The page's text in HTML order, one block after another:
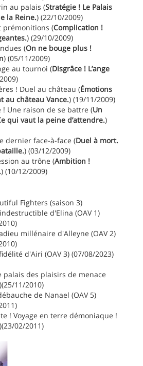
au palais (Stratégie ! Le Palais
la Reine.) (22/10/2009)
prémonitions (Complication !
) (29/10/2009)
(On ne bouge plus !
) (05/11/2009)
au tournoi (Disgrâce ! L’ange
! Duel au château (Émotions
au château Vance.) (19/11/2009)
Une raison de se battre (Un
qui vaut la peine d’attendre.)
dernier face-à-face (Duel à mort.
) (03/12/2009)
au trône (Ambition !
) (10/12/2009)
Fighters (saison 3)
d'Elina (OAV 1)
millénaire d'Alleyne (OAV 2)
d'Airi (OAV 3) (07/08/2023)
palais des plaisirs de menace
11/2010)
de Nanael (OAV 5)
! Voyage en terre démoniaque !
02/2011)